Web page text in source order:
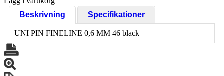
Beskrivning
Specifikationer
UNI PIN FINELINE 0,6 MM 46 black